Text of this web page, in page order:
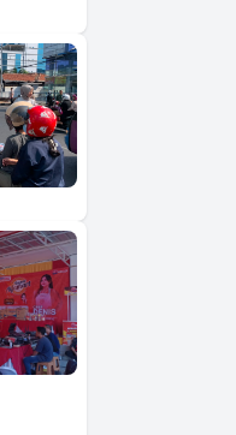
Stabilitas
Ekonomi
Terjaga di
Tengah
Gejolak Global,
Kabid OKK
ARUN
Lampung